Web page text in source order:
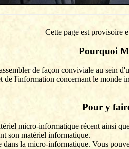
Cette page est provisoire
Pourquoi
de façon conviviale au sein
de l'information concernant le monde
Pour y
micro-informatique récent ainsi
son matériel informatique.
dans la micro-informatique. Vous